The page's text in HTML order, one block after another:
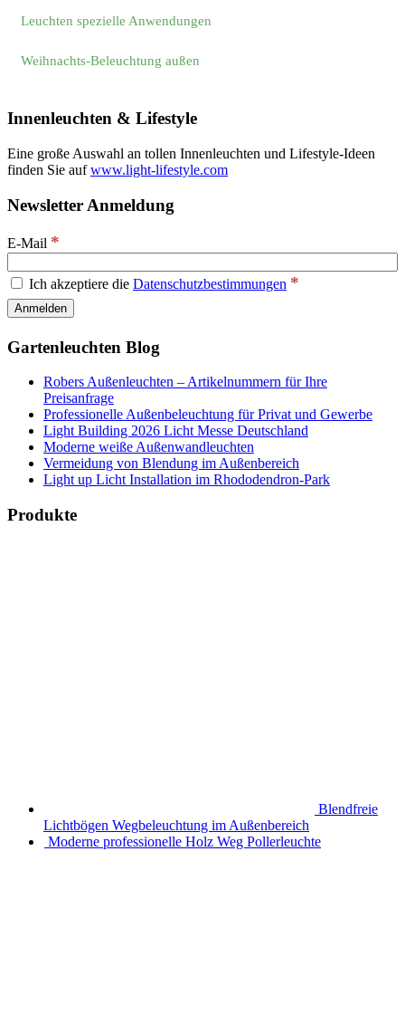
Leuchten spezielle Anwendungen
Weihnachts-Beleuchtung außen
Innenleuchten & Lifestyle
Eine große Auswahl an tollen Innenleuchten und Lifestyle-Ideen
finden Sie aufwww.light-lifestyle.com
Newsletter Anmeldung
E-Mail *
Ich akzeptiere die Datenschutzbestimmungen *
Gartenleuchten Blog
Robers Außenleuchten – Artikelnummern für Ihre
Preisanfrage
Professionelle Außenbeleuchtung für Privat und Gewerbe
Light Building 2026 Licht Messe Deutschland
Moderne weiße Außenwandleuchten
Vermeidung von Blendung im Außenbereich
Light up Licht Installation im Rhododendron-Park
Produkte
Blendfreie
Lichtbögen Wegbeleuchtung im Außenbereich
Moderne professionelle Holz Weg Pollerleuchte